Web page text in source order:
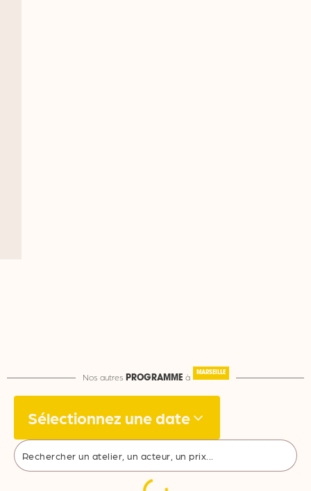
Nos autres PROGRAMME à MARSEILLE
Sélectionnez une date